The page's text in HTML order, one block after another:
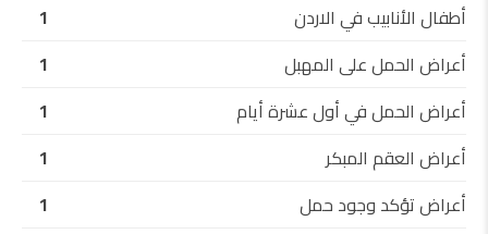
أطفال الأنابيب في الاردن
1
أعراض الحمل على المهبل
1
أعراض الحمل في أول عشرة أيام
1
أعراض العقم المبكر
1
أعراض تؤكد وجود حمل
1